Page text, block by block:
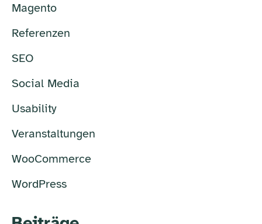
Magento
Referenzen
SEO
Social Media
Usability
Veranstaltungen
WooCommerce
WordPress